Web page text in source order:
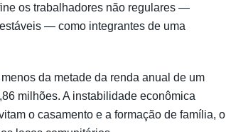
os trabalhadores não regulares —
— como integrantes de uma
da metade da renda anual de um
milhões. A instabilidade econômica
o casamento e a formação de família, o